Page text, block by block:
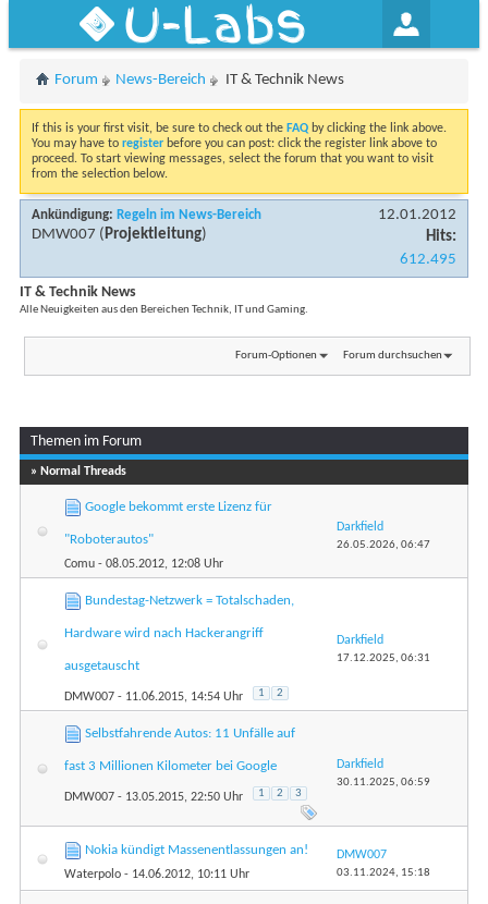
U-Labs
Forum News-Bereich IT & Technik News
If this is your first visit, be sure to check out the FAQ by clicking the link above.
You may have to register before you can post: click the register link above to
proceed. To start viewing messages, select the forum that you want to visit
from the selection below.
Ankündigung: Regeln im News-Bereich
DMW007 (Projektleitung)
12.01.2012
Hits:
612.495
IT & Technik News
Alle Neuigkeiten aus den Bereichen Technik, IT und Gaming.
Forum-Optionen Forum durchsuchen
Themen im Forum
» Normal Threads
Google bekommt erste Lizenz für
"Roboterautos"
Comu - 08.05.2012, 12:08 Uhr
Darkfield
26.05.2026, 06:47
Bundestag-Netzwerk = Totalschaden,
Hardware wird nach Hackerangriff
ausgetauscht
DMW007 - 11.06.2015, 14:54 Uhr 1 2
Darkfield
17.12.2025, 06:31
Selbstfahrende Autos: 11 Unfälle auf
fast 3 Millionen Kilometer bei Google
DMW007 - 13.05.2015, 22:50 Uhr 1 2 3
Darkfield
30.11.2025, 06:59
Nokia kündigt Massenentlassungen an!
Waterpolo - 14.06.2012, 10:11 Uhr
DMW007
03.11.2024, 15:18